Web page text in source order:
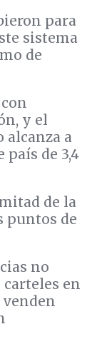
para
sistema
de
y el
alcanza a
de 3,4
de la
puntos de
no
en